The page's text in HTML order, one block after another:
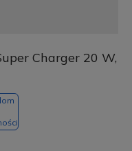
Charger 20 W,